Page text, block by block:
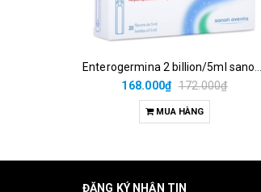
168.000₫ 172.000₫
MUA HÀNG
ĐĂNG KÝ NHẬN TIN